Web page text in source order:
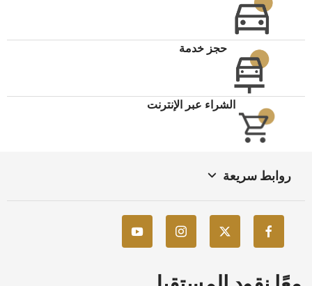
حجز خدمة
الشراء عبر الإنترنت
روابط سريعة